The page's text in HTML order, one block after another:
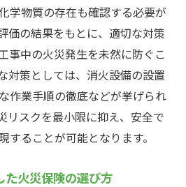
学物質の存在も確認する必要が
価の結果をもとに、適切な対策
事中の火災発生を未然に防ぐこ
対策としては、消火設備の設置
作業手順の徹底などが挙げられ
リスクを最小限に抑え、安全で
することが可能となります。
た火災保険の選び方